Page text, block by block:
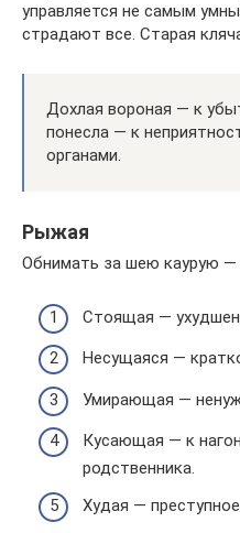
управляется не самым
страдают все. Старая
Дохлая вороная — к
понесла — к
органами.
Рыжая
Обнимать за шею каурую —
Стоящая —
Несущаяся —
Умирающая —
Кусающая — к
родственника.
Худая —